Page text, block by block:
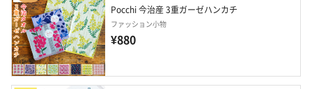
Pocchi 今治産 3重ガーゼハンカチ
ファッション小物
¥880